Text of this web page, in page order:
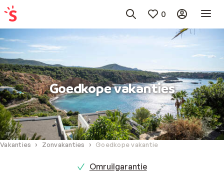
0
Goedkope vakanties
Vakanties Zonvakanties Goedkope vakantie
Omruilgarantie